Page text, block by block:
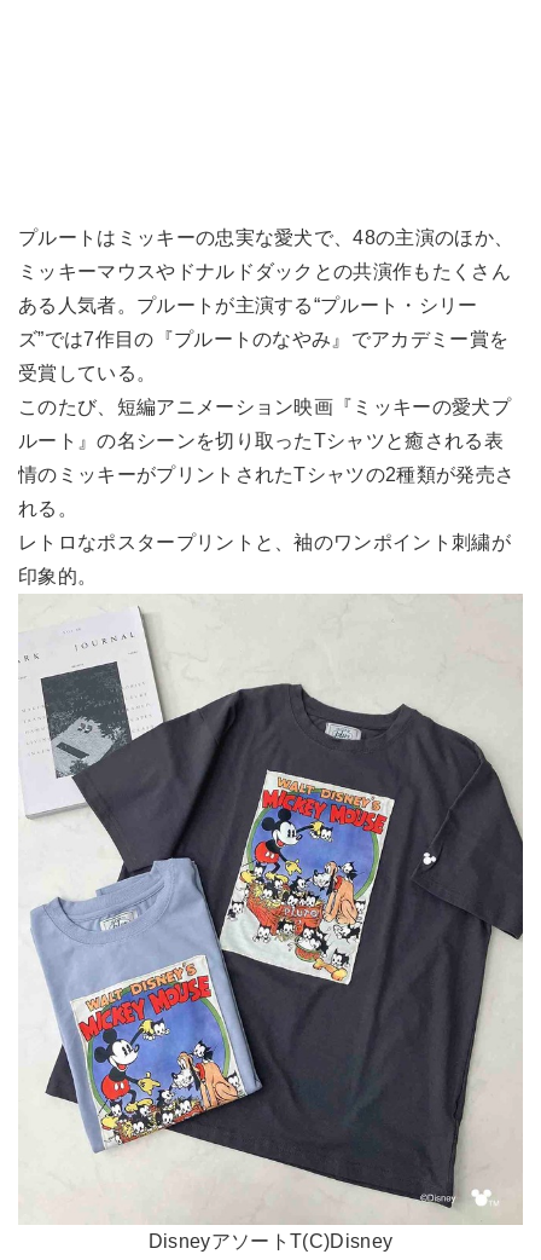
プルートはミッキーの忠実な愛犬で、48の主演のほか、
ミッキーマウスやドナルドダックとの共演作もたくさん
ある人気者。プルートが主演する“プルート・シリー
ズ”では7作目の『プルートのなやみ』でアカデミー賞を
受賞している。
このたび、短編アニメーション映画『ミッキーの愛犬プ
ルート』の名シーンを切り取ったTシャツと癒される表
情のミッキーがプリントされたTシャツの2種類が発売さ
れる。
レトロなポスタープリントと、袖のワンポイント刺繍が
印象的。
DisneyアソートT(C)Disney